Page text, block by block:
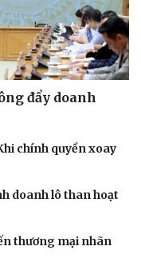
đẩy doanh
chính quyền xoay
doanh lô than hoạt
thương mại nhãn